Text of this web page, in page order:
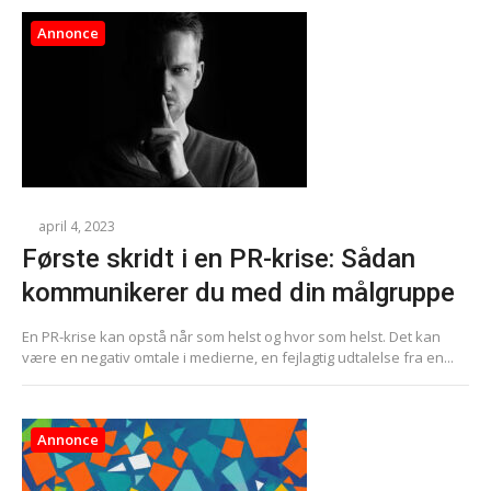
Annonce
april 4, 2023
Første skridt i en PR-krise: Sådan
kommunikerer du med din målgruppe
En PR-krise kan opstå når som helst og hvor som helst. Det kan
være en negativ omtale i medierne, en fejlagtig udtalelse fra en...
Annonce